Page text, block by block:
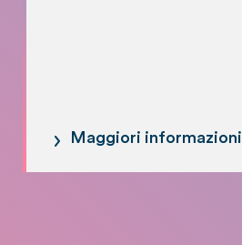
Maggiori informazioni